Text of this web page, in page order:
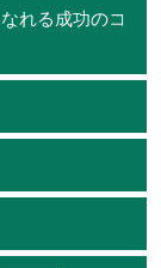
れる成功のコ